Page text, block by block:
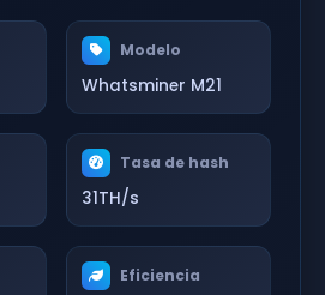
Modelo
Whatsminer M21
Tasa de hash
31TH/s
Eficiencia